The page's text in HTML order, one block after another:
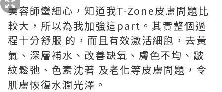
美容師蠻細心，知道我T-Zone皮膚問題比
較大，所以為我加強這part。其實整個過
程十分舒服 的，而且有效激活細胞，去黃
氣、深層補水、改善缺氧、膚色不均、皺
紋鬆弛、色素沈著 及老化等皮膚問題，令
肌膚恢復水潤光澤。